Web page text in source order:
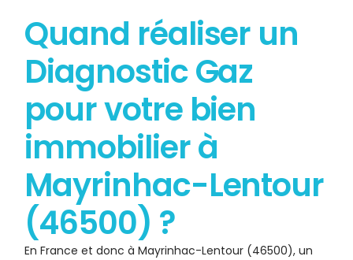
Quand réaliser un
Diagnostic Gaz
pour votre bien
immobilier à
Mayrinhac-Lentour
(46500) ?
En France et donc à Mayrinhac-Lentour (46500), un